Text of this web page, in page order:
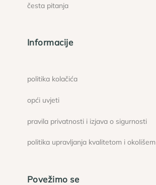
česta pitanja
Informacije
politika kolačića
opći uvjeti
pravila privatnosti i izjava o sigurnosti
politika upravljanja kvalitetom i okolišem
Povežimo se